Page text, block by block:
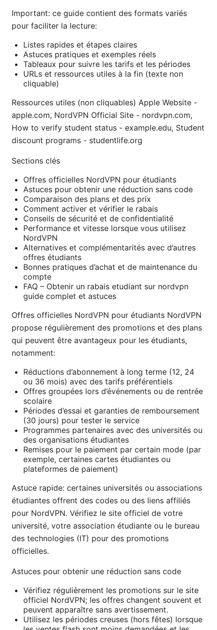
Important: ce guide contient des formats variés
pour faciliter la lecture:
Listes rapides et étapes claires
Astuces pratiques et exemples réels
Tableaux pour suivre les tarifs et les périodes
URLs et ressources utiles à la fin (texte non
cliquable)
Ressources utiles (non cliquables) Apple Website -
apple.com, NordVPN Official Site - nordvpn.com,
How to verify student status - example.edu, Student
discount programs - studentlife.org
Sections clés
Offres officielles NordVPN pour étudiants
Astuces pour obtenir une réduction sans code
Comparaison des plans et des prix
Comment activer et vérifier le rabais
Conseils de sécurité et de confidentialité
Performance et vitesse lorsque vous utilisez
NordVPN
Alternatives et complémentarités avec d’autres
offres étudiants
Bonnes pratiques d’achat et de maintenance du
compte
FAQ – Obtenir un rabais etudiant sur nordvpn
guide complet et astuces
Offres officielles NordVPN pour étudiants NordVPN
propose régulièrement des promotions et des plans
qui peuvent être avantageux pour les étudiants,
notamment:
Réductions d’abonnement à long terme (12, 24
ou 36 mois) avec des tarifs préférentiels
Offres groupées lors d’événements ou de rentrée
scolaire
Périodes d’essai et garanties de remboursement
(30 jours) pour tester le service
Programmes partenaires avec des universités ou
des organisations étudiantes
Remises pour le paiement par certain mode (par
exemple, certaines cartes étudiantes ou
plateformes de paiement)
Astuce rapide: certaines universités ou associations
étudiantes offrent des codes ou des liens affiliés
pour NordVPN. Vérifiez le site officiel de votre
université, votre association étudiante ou le bureau
des technologies (IT) pour des promotions
officielles.
Astuces pour obtenir une réduction sans code
Vérifiez régulièrement les promotions sur le site
officiel NordVPN; les offres changent souvent et
peuvent apparaître sans avertissement.
Utilisez les périodes creuses (hors fêtes) lorsque